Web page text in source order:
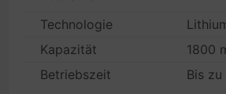
Technologie
Kapazität
1800
Betriebszeit
Bis